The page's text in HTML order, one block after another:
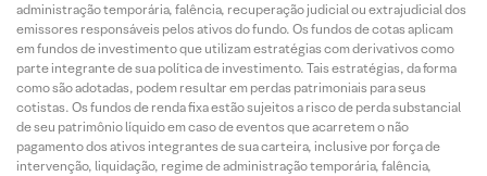
administração temporária, falência, recuperação judicial ou extrajudicial dos
emissores responsáveis pelos ativos do fundo. Os fundos de cotas aplicam
em fundos de investimento que utilizam estratégias com derivativos como
parte integrante de sua política de investimento. Tais estratégias, da forma
como são adotadas, podem resultar em perdas patrimoniais para seus
cotistas. Os fundos de renda fixa estão sujeitos a risco de perda substancial
de seu patrimônio líquido em caso de eventos que acarretem o não
pagamento dos ativos integrantes de sua carteira, inclusive por força de
intervenção, liquidação, regime de administração temporária, falência,